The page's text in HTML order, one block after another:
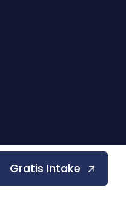
PrivacyverklaringTerms
Gratis Intake